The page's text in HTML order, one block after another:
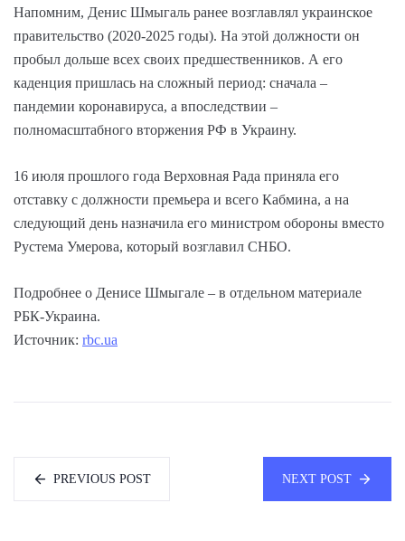
Напомним, Денис Шмыгаль ранее возглавлял украинское
правительство (2020-2025 годы). На этой должности он
пробыл дольше всех своих предшественников. А его
каденция пришлась на сложный период: сначала –
пандемии коронавируса, а впоследствии –
полномасштабного вторжения РФ в Украину.
16 июля прошлого года Верховная Рада приняла его
отставку с должности премьера и всего Кабмина, а на
следующий день назначила его министром обороны вместо
Рустема Умерова, который возглавил СНБО.
Подробнее о Денисе Шмыгале – в отдельном материале
РБК-Украина.
Источник: rbc.ua
PREVIOUS POST NEXT POST